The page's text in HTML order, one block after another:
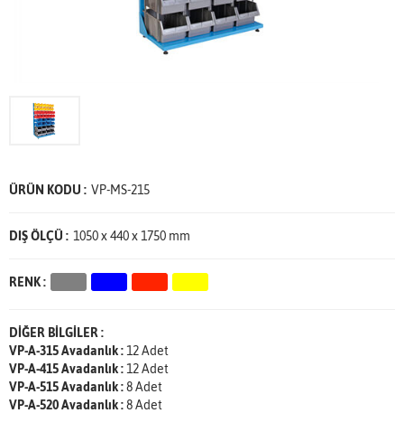
ÜRÜN KODU : VP-MS-215
DIŞ ÖLÇÜ : 1050 x 440 x 1750 mm
RENK :
DİĞER BİLGİLER :
VP-A-315 Avadanlık :12 Adet
VP-A-415 Avadanlık :12 Adet
VP-A-515 Avadanlık :8 Adet
VP-A-520 Avadanlık :8 Adet